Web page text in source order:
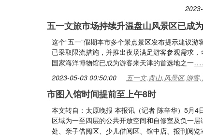
五一文旅市场持续升温盘山风景区已成
这个“五一”假期本市多个景点景区发布提示建议
已采取限流措施，并推出夜场满足游客参观需求
国家海洋博物馆已成为游客来天津的首选地之一
2023-05-03 00:50:00 五一文,盘山,风景区,游客
市图入馆时间提前至上午8时
本文转自：太原晚报 本报讯（记者 陈辛华）5月
区域为一至四层的公共开放空间和自修室及负一
处、亲子借阅区、少儿借阅区、馆中店、报刊阅览